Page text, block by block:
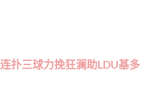
扑三球力挽狂澜助LDU基多